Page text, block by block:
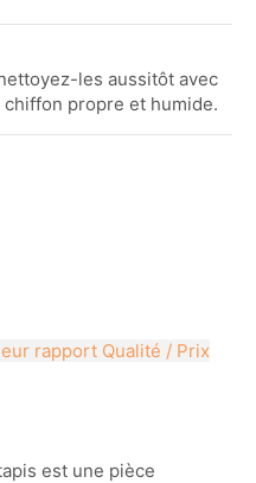
les aussitôt avec
chiffon propre et humide.
rapport Qualité / Prix
est une pièce